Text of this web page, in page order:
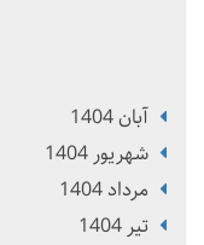
آبان 1404
شهریور 1404
مرداد 1404
تير 1404